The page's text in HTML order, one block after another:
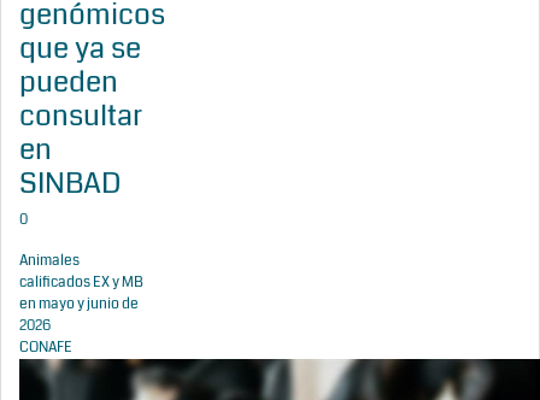
genómicos
que ya se
pueden
consultar
en
SINBAD
0
Animales
calificados EX y MB
en mayo y junio de
2026
CONAFE